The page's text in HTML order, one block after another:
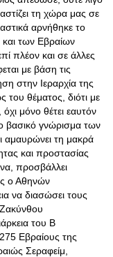
τη χώρα μας σε
αρνήθηκε το
των Εβραίων
πλέον και σε άλλες
με βάση τις
στην Ιεραρχία της
του θέματος, διότι με
μόνο θέτει εαυτόν
βασικό γνώρισμα των
αμαυρώνει τη μακρά
και προστασίας
προσβάλλει
ο Αθηνών
να διασώσει τους
του Β
Εβραίους της
Σεραφείμ,